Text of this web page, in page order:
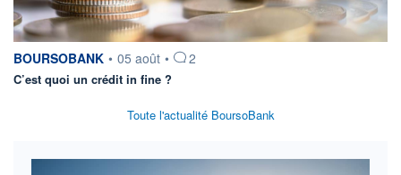
information fournie par
BOURSOBANK • 05 août • 2
C’est quoi un crédit in fine ?
Toute l'actualité BoursoBank